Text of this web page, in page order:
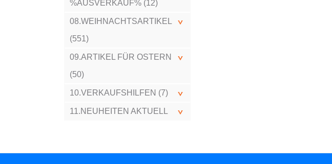
%AUSVERKAUF% (12)
08.WEIHNACHTSARTIKEL
(551)
09.ARTIKEL FÜR OSTERN
(50)
10.VERKAUFSHILFEN (7)
11.NEUHEITEN AKTUELL